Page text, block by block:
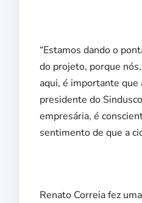
“Estamos dando o
do projeto, porque
aqui, é importante que
presidente do
empresária, é
sentimento de que a
Renato Correia fez